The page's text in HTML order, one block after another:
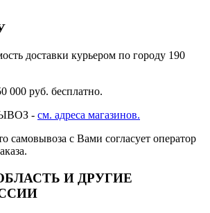
доставки курьером по городу 190
000 руб. бесплатно.
- см. адреса магазинов.
самовывоза с Вами согласует оператор
И ДРУГИЕ